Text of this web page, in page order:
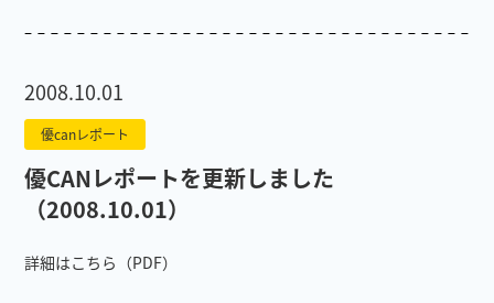
2008.10.01
優canレポート
優CANレポートを更新しました
（2008.10.01）
詳細はこちら（PDF）